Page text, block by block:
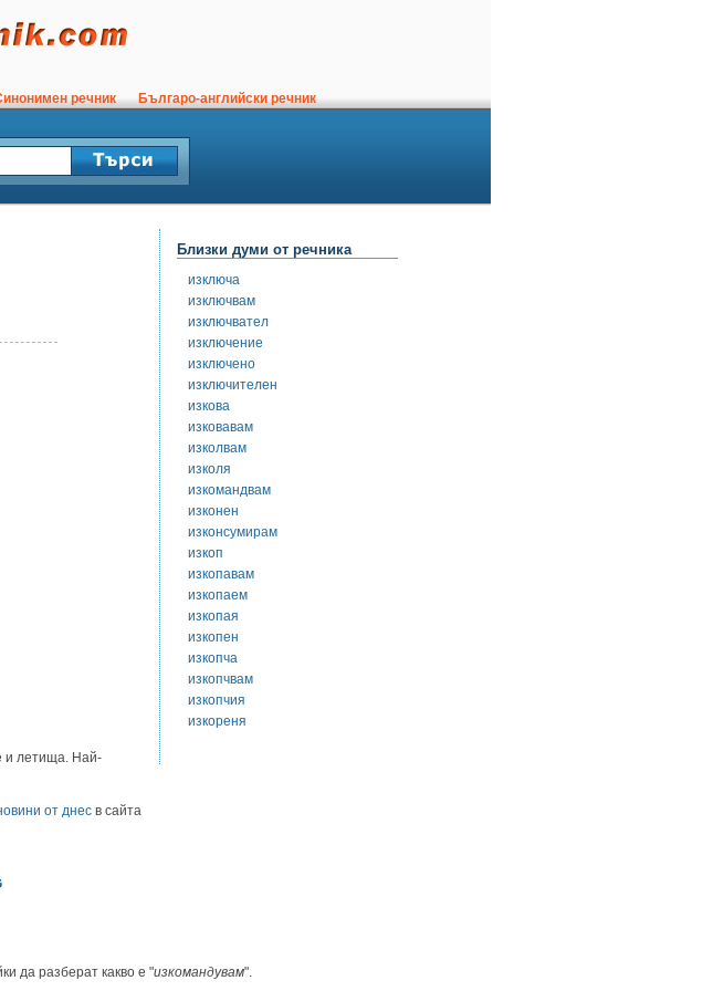
речник Българо-английски речник
и летища. Най-
от днес в сайта
Близки думи от речника
изключа
изключвам
изключвател
изключение
изключено
изключителен
изкова
изковавам
изколвам
изколя
изкомандвам
изконен
изконсумирам
изкоп
изкопавам
изкопаем
изкопая
изкопен
изкопча
изкопчвам
изкопчия
изкореня
да разберат какво е "изкомандувам".